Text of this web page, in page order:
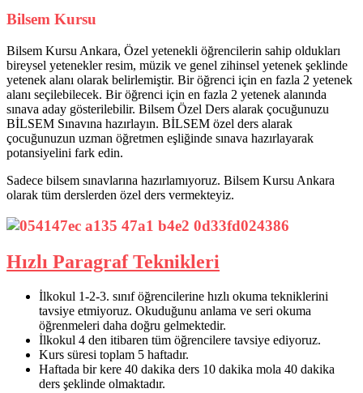
Bilsem Kursu
Bilsem Kursu Ankara, Özel yetenekli öğrencilerin sahip oldukları
bireysel yetenekler resim, müzik ve genel zihinsel yetenek şeklinde
yetenek alanı olarak belirlemiştir. Bir öğrenci için en fazla 2 yetenek
alanı seçilebilecek. Bir öğrenci için en fazla 2 yetenek alanında
sınava aday gösterilebilir. Bilsem Özel Ders alarak çocuğunuzu
BİLSEM Sınavına hazırlayın. BİLSEM özel ders alarak
çocuğunuzun uzman öğretmen eşliğinde sınava hazırlayarak
potansiyelini fark edin.
Sadece bilsem sınavlarına hazırlamıyoruz. Bilsem Kursu Ankara
olarak tüm derslerden özel ders vermekteyiz.
Hızlı Paragraf Teknikleri
İlkokul 1-2-3. sınıf öğrencilerine hızlı okuma tekniklerini
tavsiye etmiyoruz. Okuduğunu anlama ve seri okuma
öğrenmeleri daha doğru gelmektedir.
İlkokul 4 den itibaren tüm öğrencilere tavsiye ediyoruz.
Kurs süresi toplam 5 haftadır.
Haftada bir kere 40 dakika ders 10 dakika mola 40 dakika
ders şeklinde olmaktadır.